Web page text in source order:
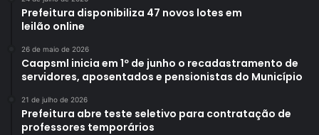
Prefeitura disponibiliza 47 novos lotes em
leilão online
26 de maio de 2026
Caapsml inicia em 1º de junho o recadastramento de
servidores, aposentados e pensionistas do Município
21 de julho de 2026
Prefeitura abre teste seletivo para contratação de
professores temporários